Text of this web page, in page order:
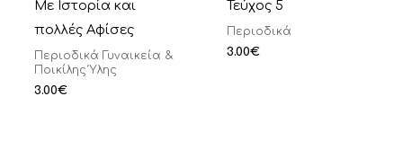
Με Ιστορία και
πολλές Αφίσες
Περιοδικά Γυναικεία &
Ποικίλης Ύλης
3.00€
Τεύχος 5
Περιοδικά
3.00€